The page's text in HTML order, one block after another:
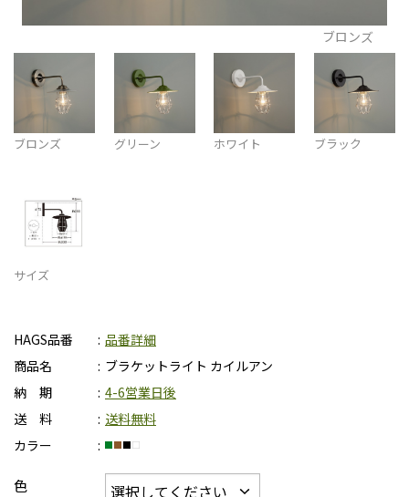
ブロンズ
ブロンズ グリーン ホワイト ブラック
サイズ
HAGS品番
品番詳細
商品名
ブラケットライト カイルアン
納 期
4-6営業日後
送 料
送料無料
カラー
色